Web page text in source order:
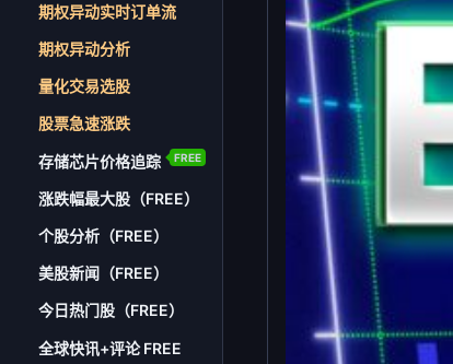
期权异动实时订单流
期权异动分析
量化交易选股
股票急速涨跌
存储芯片价格追踪 FREE
涨跌幅最大股（FREE）
个股分析（FREE）
美股新闻（FREE）
今日热门股（FREE）
全球快讯+评论 FREE